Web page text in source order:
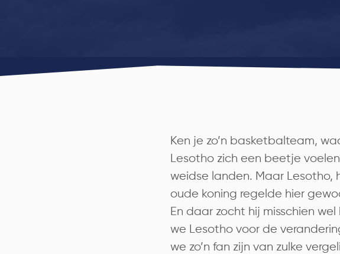
Ken je zo’n basketbalteam,
Lesotho zich een beetje
weidse landen. Maar Lesotho,
oude koning regelde hier
En daar zocht hij misschien
we Lesotho voor de
we zo’n fan zijn van zulke